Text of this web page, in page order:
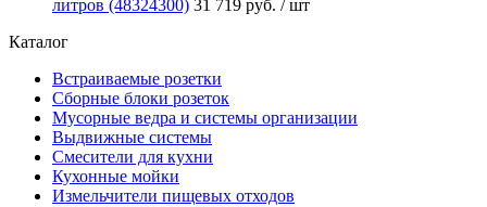
литров (48324300) 31 719 руб. / шт
Каталог
Встраиваемые розетки
Сборные блоки розеток
Мусорные ведра и системы организации
Выдвижные системы
Смесители для кухни
Кухонные мойки
Измельчители пищевых отходов